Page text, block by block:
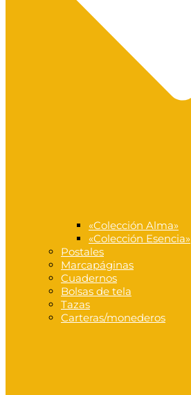
«Colección Alma»
«Colección Esencia»
Postales
Marcapáginas
Cuadernos
Bolsas de tela
Tazas
Carteras/monederos